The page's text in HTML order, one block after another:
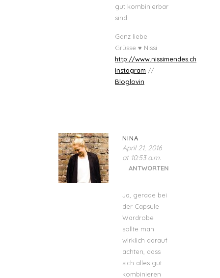
gut kombinierbar
sind.
Ganz liebe
Grüsse ♥ Nissi
http://www.nissimendes.ch
Instagram //
Bloglovin
NINA
April 21, 2016
at 10:53 a.m.
ANTWORTEN
Ja, gerade bei
der Capsule
Wardrobe
sollte man
wirklich darauf
achten, dass
sich alles gut
kombinieren